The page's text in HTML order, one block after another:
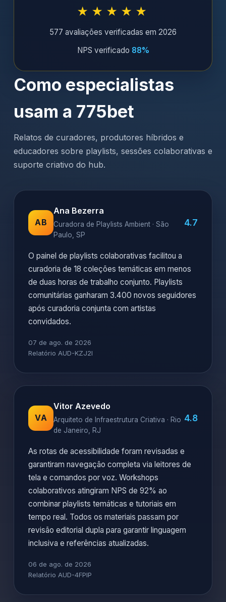
★★★★★
577 avaliações verificadas em 2026
NPS verificado 88%
Como especialistas
usam a 775bet
Relatos de curadores, produtores híbridos e
educadores sobre playlists, sessões colaborativas e
suporte criativo do hub.
AB
Ana Bezerra
Curadora de Playlists Ambient · São
Paulo, SP
4.7
O painel de playlists colaborativas facilitou a
curadoria de 18 coleções temáticas em menos
de duas horas de trabalho conjunto. Playlists
comunitárias ganharam 3.400 novos seguidores
após curadoria conjunta com artistas
convidados.
07 de ago. de 2026
Relatório AUD-KZJ2I
VA
Vitor Azevedo
Arquiteto de Infraestrutura Criativa · Rio
de Janeiro, RJ
4.8
As rotas de acessibilidade foram revisadas e
garantiram navegação completa via leitores de
tela e comandos por voz. Workshops
colaborativos atingiram NPS de 92% ao
combinar playlists temáticas e tutoriais em
tempo real. Todos os materiais passam por
revisão editorial dupla para garantir linguagem
inclusiva e referências atualizadas.
06 de ago. de 2026
Relatório AUD-4FPIP